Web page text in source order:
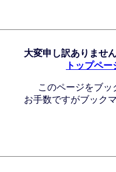
大変申し訳ありませ
トップペー
このページをブ
お手数ですがブック